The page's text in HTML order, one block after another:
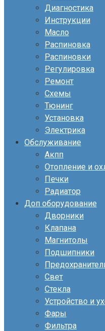
Диагностика
Инструкции
Масло
Распиновка
Распиновки
Регулировка
Ремонт
Схемы
Тюнинг
Установка
Электрика
Обслуживание
Акпп
Отопление и
Печки
Радиатор
Доп оборудование
Дворники
Клапана
Магнитолы
Подшипники
Свет
Стекла
Устройство и
Фары
Фильтра